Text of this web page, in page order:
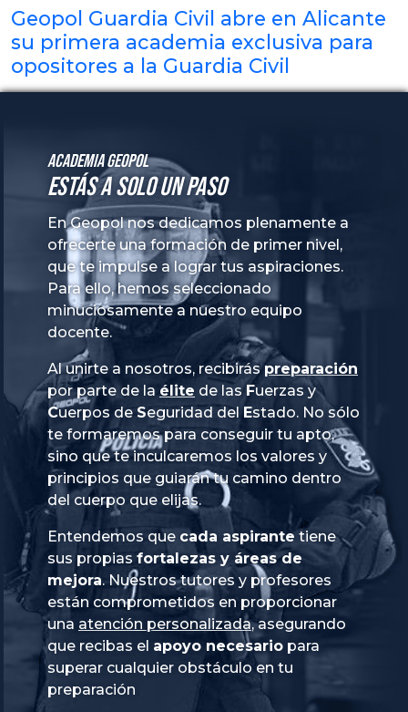
Geopol Guardia Civil abre en Alicante
su primera academia exclusiva para
opositores a la Guardia Civil
Academia GeoPol
Estás a solo un paso
En Geopol nos dedicamos plenamente a
ofrecerte una formación de primer nivel,
que te impulse a lograr tus aspiraciones.
Para ello, hemos seleccionado
minuciosamente a nuestro equipo
docente.
Al unirte a nosotros, recibiráspreparación
por parte de la élite de las Fuerzas y
Cuerpos de Seguridad del Estado. No sólo
te formaremos para conseguir tu apto,
sino que te inculcaremos los valores y
principios que guiarán tu camino dentro
del cuerpo que elijas.
Entendemos que cada aspirante tiene
sus propias fortalezas y áreas de
mejora. Nuestros tutores y profesores
están comprometidos en proporcionar
una atención personalizada, asegurando
que recibas el apoyo necesario para
superar cualquier obstáculo en tu
preparación